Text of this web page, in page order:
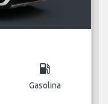
local_gas_station
Gasolina